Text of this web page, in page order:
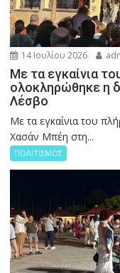
14 Ιουλίου 2026
Με τα εγκαίνια
ολοκληρώθηκε η
Λέσβο
Με τα εγκαίνια του
Χασάν Μπέη στη...
ΠΟΛΙΤΙΣΜΟΣ